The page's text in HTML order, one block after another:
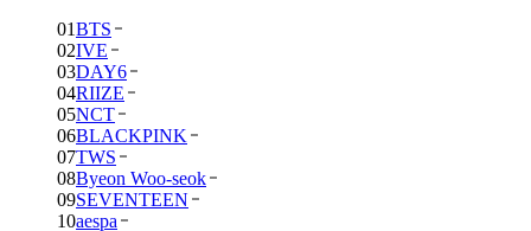
01BTS
02IVE
03DAY6
04RIIZE
05NCT
06BLACKPINK
07TWS
08Byeon Woo-seok
09SEVENTEEN
10aespa